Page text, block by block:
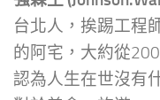
台北人，挨踢工程
的阿宅，大約從
認為人生在世沒有